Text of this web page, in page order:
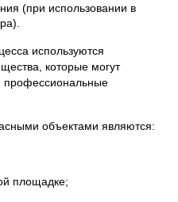
(при использовании в
используются
которые могут
профессиональные
объектами являются:
площадке;